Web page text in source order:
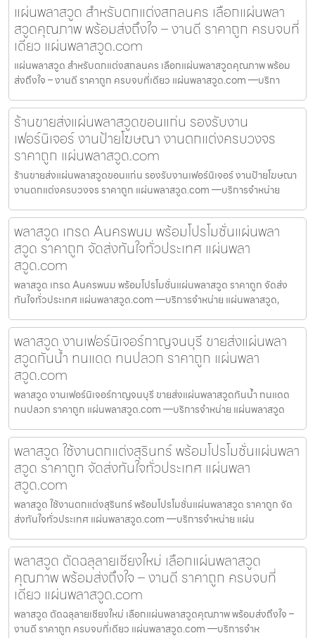
แผ่นพลาสวูด สำหรับตกแต่งสกลนคร เลือกแผ่นพลา
สวูดคุณภาพ พร้อมส่งถึงใจ – งานดี ราคาถูก ครบจบที่
เดียว แผ่นพลาสวูด.com
แผ่นพลาสวูด สำหรับตกแต่งสกลนคร เลือกแผ่นพลาสวูดคุณภาพ พร้อม
ส่งถึงใจ – งานดี ราคาถูก ครบจบที่เดียว แผ่นพลาสวูด.com —บริกา
ร้านขายส่งแผ่นพลาสวูดขอนแก่น รองรับงาน
เฟอร์นิเจอร์ งานป้ายโฆษณา งานตกแต่งครบวงจร
ราคาถูก แผ่นพลาสวูด.com
ร้านขายส่งแผ่นพลาสวูดขอนแก่น รองรับงานเฟอร์นิเจอร์ งานป้ายโฆษณา
งานตกแต่งครบวงจร ราคาถูก แผ่นพลาสวูด.com —บริการจำหน่าย
พลาสวูด เกรด Aนครพนม พร้อมโปรโมชั่นแผ่นพลา
สวูด ราคาถูก จัดส่งทันใจทั่วประเทศ แผ่นพลา
สวูด.com
พลาสวูด เกรด Aนครพนม พร้อมโปรโมชั่นแผ่นพลาสวูด ราคาถูก จัดส่ง
ทันใจทั่วประเทศ แผ่นพลาสวูด.com —บริการจำหน่าย แผ่นพลาสวูด,
พลาสวูด งานเฟอร์นิเจอร์กาญจนบุรี ขายส่งแผ่นพลา
สวูดกันน้ำ ทนแดด ทนปลวก ราคาถูก แผ่นพลา
สวูด.com
พลาสวูด งานเฟอร์นิเจอร์กาญจนบุรี ขายส่งแผ่นพลาสวูดกันน้ำ ทนแดด
ทนปลวก ราคาถูก แผ่นพลาสวูด.com —บริการจำหน่าย แผ่นพลาสวูด
พลาสวูด ใช้งานตกแต่งสุรินทร์ พร้อมโปรโมชั่นแผ่นพลา
สวูด ราคาถูก จัดส่งทันใจทั่วประเทศ แผ่นพลา
สวูด.com
พลาสวูด ใช้งานตกแต่งสุรินทร์ พร้อมโปรโมชั่นแผ่นพลาสวูด ราคาถูก จัด
ส่งทันใจทั่วประเทศ แผ่นพลาสวูด.com —บริการจำหน่าย แผ่น
พลาสวูด ตัดฉลุลายเชียงใหม่ เลือกแผ่นพลาสวูด
คุณภาพ พร้อมส่งถึงใจ – งานดี ราคาถูก ครบจบที่
เดียว แผ่นพลาสวูด.com
พลาสวูด ตัดฉลุลายเชียงใหม่ เลือกแผ่นพลาสวูดคุณภาพ พร้อมส่งถึงใจ –
งานดี ราคาถูก ครบจบที่เดียว แผ่นพลาสวูด.com —บริการจำห